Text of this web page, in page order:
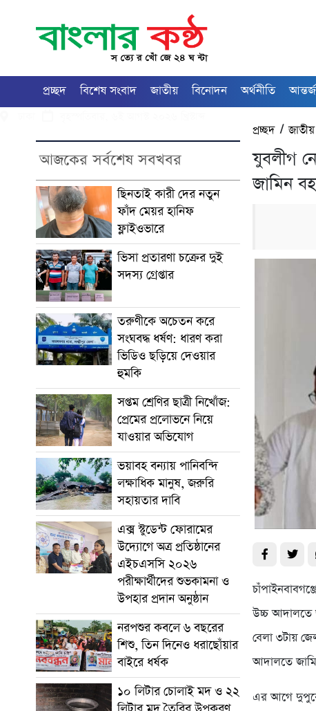
প্রচ্ছদ বিশেষ সংবাদ জাতীয় বিনোদন অর্থনীতি
আজকের সর্বশেষ সবখবর
ছিনতাই কারী দের নতুন
ফাঁদ মেয়র হানিফ
ফ্লাইওভারে
ভিসা প্রতারণা চক্রের দুই
সদস্য গ্রেপ্তার
তরুণীকে অচেতন করে
সংঘবদ্ধ ধর্ষণ: ধারণ করা
ভিডিও ছড়িয়ে দেওয়ার
হুমকি
সপ্তম শ্রেণির ছাত্রী নিখোঁজ:
প্রেমের প্রলোভনে নিয়ে
যাওয়ার অভিযোগ
ভয়াবহ বন্যায় পানিবন্দি
লক্ষাধিক মানুষ, জরুরি
সহায়তার দাবি
এক্স স্টুডেন্ট ফোরামের
উদ্যোগে অত্র প্রতিষ্ঠানের
এইচএসসি ২০২৬
পরীক্ষার্থীদের শুভকামনা ও
উপহার প্রদান অনুষ্ঠান
নরপশুর কবলে ৬ বছরের
শিশু, তিন দিনেও ধরাছোঁয়ার
বাইরে ধর্ষক
১০ লিটার চোলাই মদ ও ২২
প্রচ্ছদ/জাতীয়
যুবলীগ
জামিন
উচ্চ আদালতে
বেলা ৩টায়
আদালতে
এর আগে